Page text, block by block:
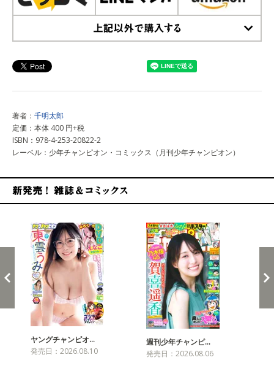
著者： 千明太郎
定価：本体 400 円+税
ISBN：978-4-253-20822-2
レーベル：少年チャンピオン・コミックス（月刊少年チャンピオン）
ヤングチャンピオ…
発売日：2026.08.10
週刊少年チャンピ…
発売日：2026.08.06